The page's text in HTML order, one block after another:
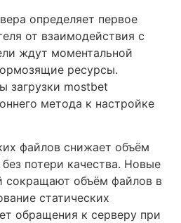
определяет первое
от взаимодействия с
ждут моментальной
ресурсы.
загрузки mostbet
метода к настройке
файлов снижает объём
потери качества. Новые
сокращают объём файлов в
статических
обращения к серверу при